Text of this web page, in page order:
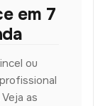
em 7
ou
as